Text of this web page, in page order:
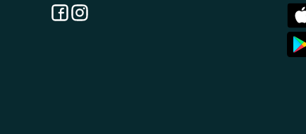
Facebook
Instagram
App